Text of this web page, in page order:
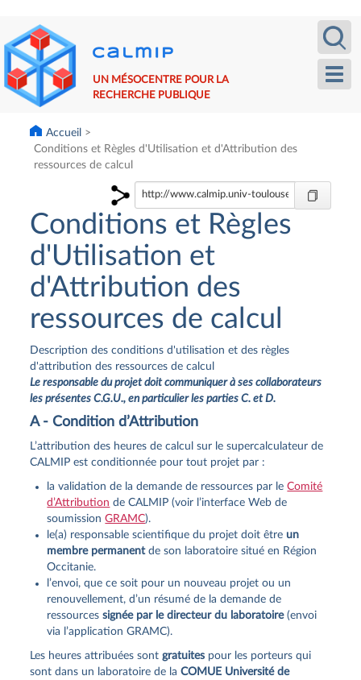
au
contenu
principal
UN MÉSOCENTRE POUR LA
RECHERCHE PUBLIQUE
Accueil
Conditions et Règles d'Utilisation et d'Attribution des
ressources de calcul
Conditions et Règles
d'Utilisation et
d'Attribution des
ressources de calcul
Description des conditions d'utilisation et des règles
d'attribution des ressources de calcul
Le responsable du projet doit communiquer à ses collaborateurs
les présentes C.G.U., en particulier les parties C. et D.
A - Condition d’Attribution
L’attribution des heures de calcul sur le supercalculateur de
CALMIP est conditionnée pour tout projet par :
la validation de la demande de ressources par leComité
d’Attribution de CALMIP (voir l’interface Web de
soumissionGRAMC).
le(a) responsable scientifique du projet doit être un
membre permanentde son laboratoire situé en Région
Occitanie.
l’envoi, que ce soit pour un nouveau projet ou un
renouvellement, d’un résumé de la demande de
ressourcessignée par le directeur du laboratoire(envoi
via l’application GRAMC).
Les heures attribuées sontgratuites pour les porteurs qui
sont dans un laboratoire de laCOMUE Université de